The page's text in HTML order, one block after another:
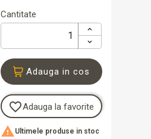
Cantitate
Adauga in cos
favorite_borderAdauga la favorite
 Ultimele produse in stoc